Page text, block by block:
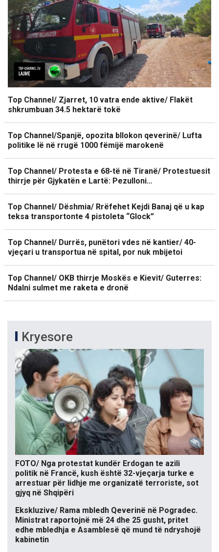
Top Channel/ Zjarret, 10 vatra ende aktive/ Flakët
shkrumbuan 34.5 hektarë tokë
Top Channel/Spanjë, opozita bllokon qeverinë/ Lufta
politike lë në rrugë 1000 fëmijë marokenë
Top Channel/ Protesta e 68-të në Tiranë/ Protestuesit
thirrje për Gjykatën e Lartë: Pezulloni…
Top Channel/ Dëshmia/ Rrëfehet Kejdi Banaj që u kap
teksa transportonte 4 pistoleta “Glock”
Top Channel/ Durrës, punëtori vdes në kantier/ 40-
vjeçari u transportua në spital, por nuk mbijetoi
Top Channel/ OKB thirrje Moskës e Kievit/ Guterres:
Ndalni sulmet me raketa e dronë
Kryesore
FOTO/ Nga protestat kundër Erdogan te azili
politik në Francë, kush është 32-vjeçarja turke e
arrestuar për lidhje me organizatë terroriste, sot
gjyq në Shqipëri
Ekskluzive/ Rama mbledh Qeverinë në Pogradec.
Ministrat raportojnë më 24 dhe 25 gusht, pritet
edhe mbledhja e Asamblesë që mund të ndryshojë
kabinetin